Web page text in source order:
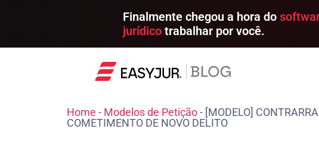
Finalmente chegou a hora do
jurídico trabalhar por você.
Home - Modelos de Petição- [MODELO]
COMETIMENTO DE NOVO DELITO